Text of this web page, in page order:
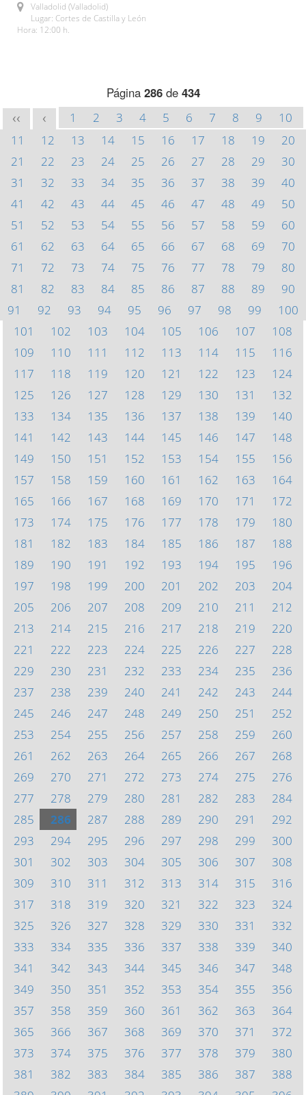
Valladolid (Valladolid)
Lugar: Cortes de Castilla y León
Hora: 12:00 h.
Página 286de 434
<< < 1 2 3 4 5 6 7 8 9
10
11
12 13 14 15 16 17 18 19
20
21
22 23 24 25 26 27 28 29
30
31
32 33 34 35 36 37 38 39
40
41
42 43 44 45 46 47 48 49
50
51
52 53 54 55 56 57 58 59
60
61
62 63 64 65 66 67 68 69
70
71
72 73 74 75 76 77 78 79
80
81
82 83 84 85 86 87 88 89
90
91
92 93 94 95 96 97 98 99
100
101
102 103 104 105 106 107
108
109
110 111 112 113 114 115
116
117
118 119 120 121 122 123
124
125
126 127 128 129 130 131
132
133
134 135 136 137 138 139
140
141
142 143 144 145 146 147
148
149
150 151 152 153 154 155
156
157
158 159 160 161 162 163
164
165
166 167 168 169 170 171
172
173
174 175 176 177 178 179
180
181
182 183 184 185 186 187
188
189
190 191 192 193 194 195
196
197
198 199 200 201 202 203
204
205
206 207 208 209 210 211
212
213
214 215 216 217 218 219
220
221
222 223 224 225 226 227
228
229
230 231 232 233 234 235
236
237
238 239 240 241 242 243
244
245
246 247 248 249 250 251
252
253
254 255 256 257 258 259
260
261
262 263 264 265 266 267
268
269
270 271 272 273 274 275
276
277
278 279 280 281 282 283
284
285
286 287 288 289 290 291
292
293
294 295 296 297 298 299
300
301
302 303 304 305 306 307
308
309
310 311 312 313 314 315
316
317
318 319 320 321 322 323
324
325
326 327 328 329 330 331
332
333
334 335 336 337 338 339
340
341
342 343 344 345 346 347
348
349
350 351 352 353 354 355
356
357
358 359 360 361 362 363
364
365
366 367 368 369 370 371
372
373
374 375 376 377 378 379
380
381
382 383 384 385 386 387
388